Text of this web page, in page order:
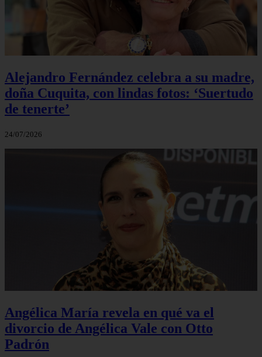
Alejandro Fernández celebra a su madre,
doña Cuquita, con lindas fotos: ‘Suertudo
de tenerte’
24/07/2026
Angélica María revela en qué va el
divorcio de Angélica Vale con Otto
Padrón